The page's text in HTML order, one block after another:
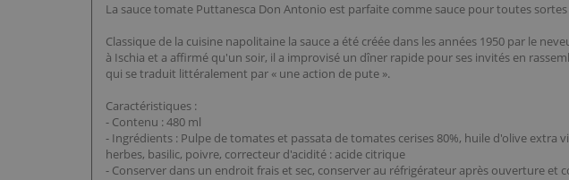
La sauce tomate Puttanesca Don Antonio est parfaite comme sauce pour toutes
Classique de la cuisine napolitaine la sauce a été créée dans les années 1950 par le
à Ischia et a affirmé qu'un soir, il a improvisé un dîner rapide pour ses invités en
qui se traduit littéralement par « une action de pute ».
Caractéristiques :
- Contenu : 480 ml
- Ingrédients : Pulpe de tomates et passata de tomates cerises 80%, huile d'olive extra
herbes, basilic, poivre, correcteur d'acidité : acide citrique
- Conserver dans un endroit frais et sec, conserver au réfrigérateur après ouverture et